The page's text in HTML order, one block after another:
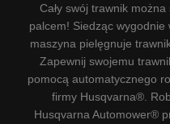
Cały swój trawnik
palcem! Siedząc
maszyna pielęgnuje
Zapewnij swojemu
pomocą automatycznego
firmy Husqvarna®.
Husqvarna Automower®